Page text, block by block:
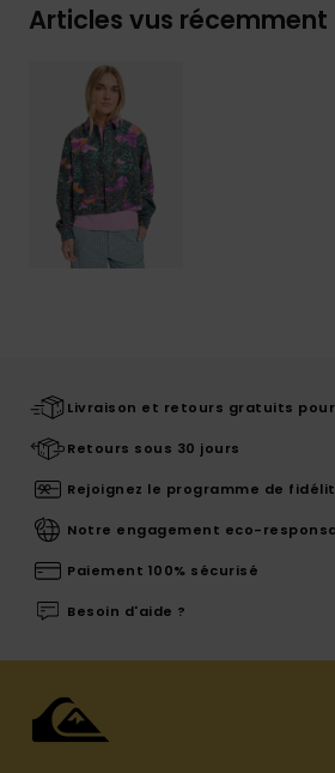
Articles vus récemment
Livraison et retours gratuits
Retours sous 30 jours
Rejoignez le programme de
Notre engagement eco-
Paiement 100% sécurisé
Besoin d'aide ?